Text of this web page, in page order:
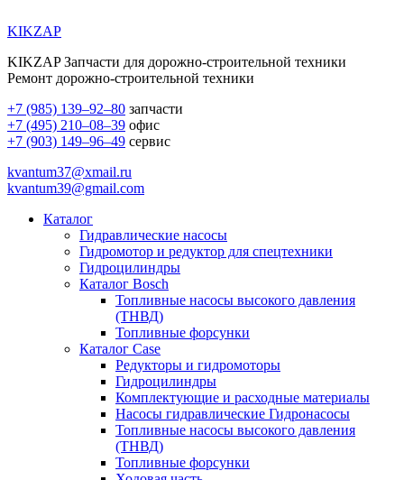
KIKZAP
KIKZAP Запчасти для дорожно-строительной техники
Ремонт дорожно-строительной техники
+7 (985) 139–92–80 запчасти
+7 (495) 210–08–39 офис
+7 (903) 149–96–49 сервис
kvantum37@xmail.ru
kvantum39@gmail.com
Каталог
Гидравлические насосы
Гидромотор и редуктор для спецтехники
Гидроцилиндры
Каталог Bosch
Топливные насосы высокого давления
(ТНВД)
Топливные форсунки
Каталог Case
Редукторы и гидромоторы
Гидроцилиндры
Комплектующие и расходные материалы
Насосы гидравлические Гидронасосы
Топливные насосы высокого давления
(ТНВД)
Топливные форсунки